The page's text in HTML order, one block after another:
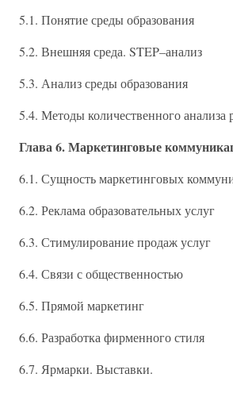
5.1. Понятие среды образования
5.2. Внешняя среда. STEP–анализ
5.3. Анализ среды образования
5.4. Методы количественного анализа
Глава 6. Маркетинговые
6.1. Сущность маркетинговых
6.2. Реклама образовательных услуг
6.3. Стимулирование продаж услуг
6.4. Связи с общественностью
6.5. Прямой маркетинг
6.6. Разработка фирменного стиля
6.7. Ярмарки. Выставки.